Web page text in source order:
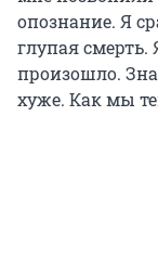
опознание. Я
глупая смерть.
произошло.
хуже. Как мы